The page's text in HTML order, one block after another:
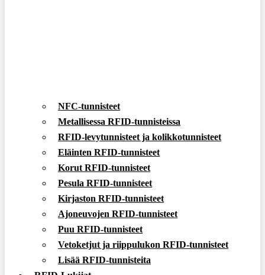
NFC-tunnisteet
Metallisessa RFID-tunnisteissa
RFID-levytunnisteet ja kolikkotunnisteet
Eläinten RFID-tunnisteet
Korut RFID-tunnisteet
Pesula RFID-tunnisteet
Kirjaston RFID-tunnisteet
Ajoneuvojen RFID-tunnisteet
Puu RFID-tunnisteet
Vetoketjut ja riippulukon RFID-tunnisteet
Lisää RFID-tunnisteita